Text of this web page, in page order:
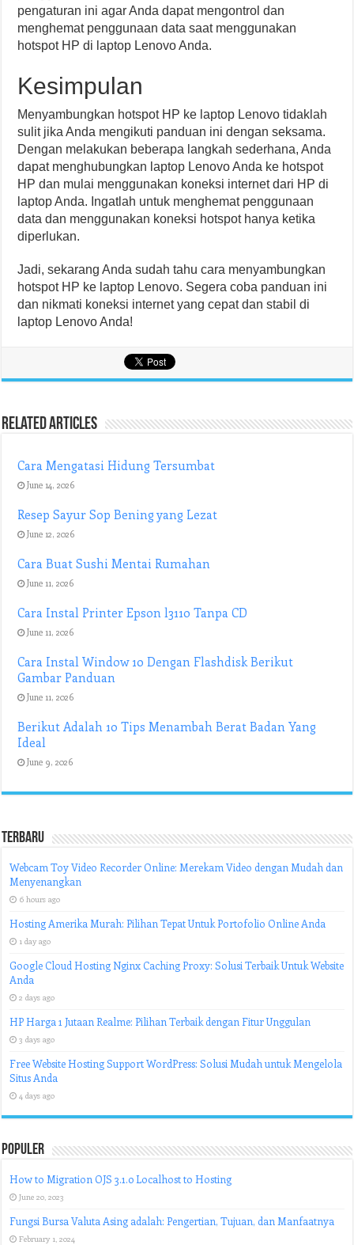
pengaturan ini agar Anda dapat mengontrol dan
menghemat penggunaan data saat menggunakan
hotspot HP di laptop Lenovo Anda.
Kesimpulan
Menyambungkan hotspot HP ke laptop Lenovo tidaklah
sulit jika Anda mengikuti panduan ini dengan seksama.
Dengan melakukan beberapa langkah sederhana, Anda
dapat menghubungkan laptop Lenovo Anda ke hotspot
HP dan mulai menggunakan koneksi internet dari HP di
laptop Anda. Ingatlah untuk menghemat penggunaan
data dan menggunakan koneksi hotspot hanya ketika
diperlukan.
Jadi, sekarang Anda sudah tahu cara menyambungkan
hotspot HP ke laptop Lenovo. Segera coba panduan ini
dan nikmati koneksi internet yang cepat dan stabil di
laptop Lenovo Anda!
Related Articles
Cara Mengatasi Hidung Tersumbat
June 14, 2026
Resep Sayur Sop Bening yang Lezat
June 12, 2026
Cara Buat Sushi Mentai Rumahan
June 11, 2026
Cara Instal Printer Epson l3110 Tanpa CD
June 11, 2026
Cara Instal Window 10 Dengan Flashdisk Berikut
Gambar Panduan
June 11, 2026
Berikut Adalah 10 Tips Menambah Berat Badan Yang
Ideal
June 9, 2026
Terbaru
Webcam Toy Video Recorder Online: Merekam Video dengan Mudah dan
Menyenangkan
6 hours ago
Hosting Amerika Murah: Pilihan Tepat Untuk Portofolio Online Anda
1 day ago
Google Cloud Hosting Nginx Caching Proxy: Solusi Terbaik Untuk Website
Anda
2 days ago
HP Harga 1 Jutaan Realme: Pilihan Terbaik dengan Fitur Unggulan
3 days ago
Free Website Hosting Support WordPress: Solusi Mudah untuk Mengelola
Situs Anda
4 days ago
Populer
How to Migration OJS 3.1.0 Localhost to Hosting
June 20, 2023
Fungsi Bursa Valuta Asing adalah: Pengertian, Tujuan, dan Manfaatnya
February 1, 2024